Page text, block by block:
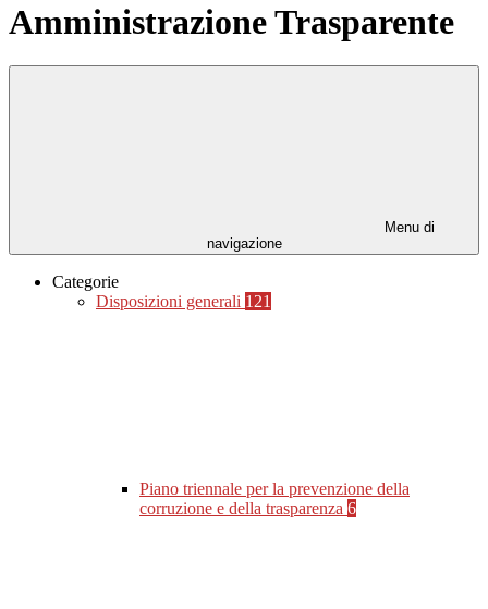
Amministrazione Trasparente
Menu di
navigazione
Categorie
Disposizioni generali 121
Piano triennale per la prevenzione della
corruzione e della trasparenza 6